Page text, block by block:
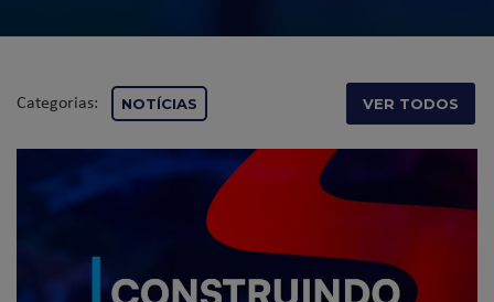
Categorias: NOTÍCIAS VER TODOS